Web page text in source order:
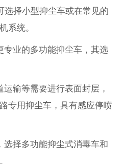
选择小型抑尘车或在常见的
系统。
专业的多功能抑尘车，其选
输等需要进行表面封层，
专用抑尘车，具有感应停喷
择多功能抑尘式消毒车和